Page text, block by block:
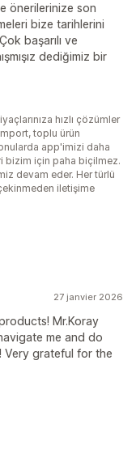
önerilerinize son
bize tarihlerini
başarılı ve
dediğimiz bir
hızlı çözümler
toplu ürün
app'imizi daha
bizim için paha biçilmez.
devam eder. Her türlü
iletişime
27 janvier 2026
Mr.Koray
me and do
Very grateful for the